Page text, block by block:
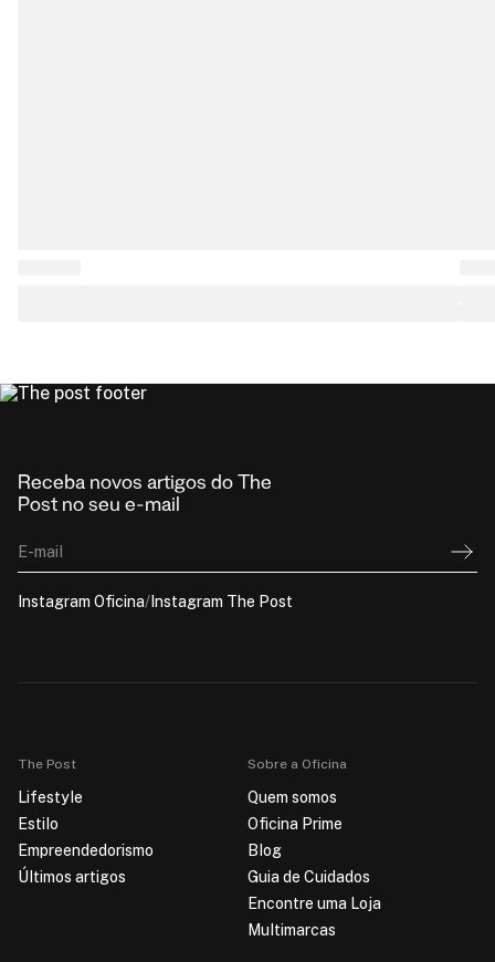
Receba novos artigos do The
Post no seu e-mail
E-mail
Instagram Oficina/ Instagram The Post
The Post
Lifestyle
Estilo
Empreendedorismo
Últimos artigos
Sobre a Oficina
Quem somos
Oficina Prime
Blog
Guia de Cuidados
Encontre uma Loja
Multimarcas